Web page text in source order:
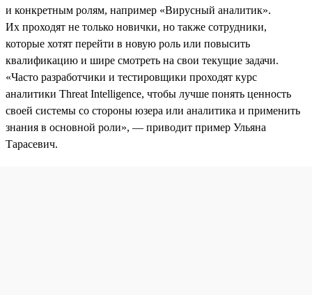
и конкретным ролям, например «Вирусный аналитик».
Их проходят не только новички, но также сотрудники,
которые хотят перейти в новую роль или повысить
квалификацию и шире смотреть на свои текущие задачи.
«Часто разработчики и тестировщики проходят курс
аналитики Threat Intelligence, чтобы лучше понять ценность
своей системы со стороны юзера или аналитика и применить
знания в основной роли», — приводит пример Ульяна
Тарасевич.